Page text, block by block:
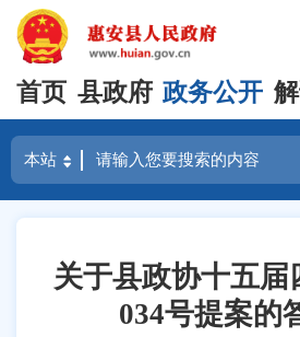
首页 县政府 政务公开
关于县政协十五届
034号提案的